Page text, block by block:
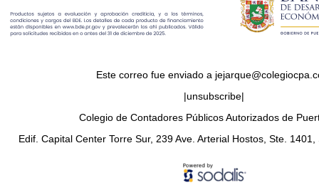
Este correo fue enviado a
|unsubscribe|
Colegio de Contadores Públicos Autorizados de
Edif. Capital Center Torre Sur, 239 Ave. Arterial Hostos, Ste.